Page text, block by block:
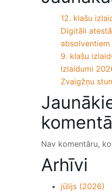
12. klašu
Digitāli
absolventiem
9. klašu
Izlaidumi
Zvaigžņu
Nav komentāru,
Arhīvi
jūlijs (2026)